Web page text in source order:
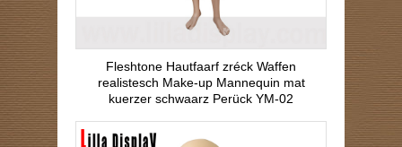
Fleshtone Hautfaarf zréck Waffen
realistesch Make-up Mannequin mat
kuerzer schwaarz Perück YM-02